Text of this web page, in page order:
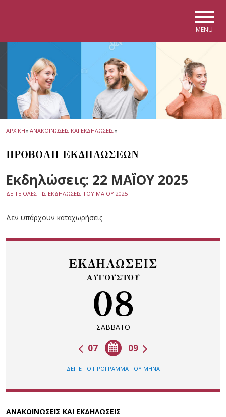
MENU
ΑΡΧΙΚΗ» ΑΝΑΚΟΙΝΩΣΕΙΣ ΚΑΙ ΕΚΔΗΛΩΣΕΙΣ»
ΠΡΟΒΟΛΗ ΕΚΔΗΛΩΣΕΩΝ
Εκδηλώσεις: 22 ΜΑΪ́ΟΥ 2025
ΔΕΙΤΕ ΟΛΕΣ ΤΙΣ ΕΚΔΗΛΩΣΕΙΣ ΤΟΥ ΜΑΪ́ΟΥ 2025
Δεν υπάρχουν καταχωρήσεις
ΕΚΔΗΛΩΣΕΙΣ
ΑΥΓΟΥΣΤΟΥ
08
ΣΑΒΒΑΤΟ
09
07
ΔΕΙΤΕ ΤΟ ΠΡΟΓΡΑΜΜΑ ΤΟΥ ΜΗΝΑ
ΑΝΑΚΟΙΝΩΣΕΙΣ ΚΑΙ ΕΚΔΗΛΩΣΕΙΣ